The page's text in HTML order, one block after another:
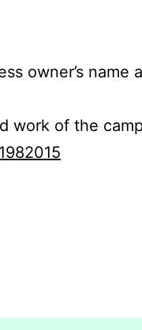
owner’s name
work of the